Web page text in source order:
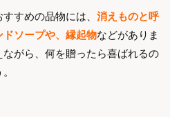
すめの品物には、 消えものと呼
ソープや、縁起物などがありま
がら、何を贈ったら喜ばれるの